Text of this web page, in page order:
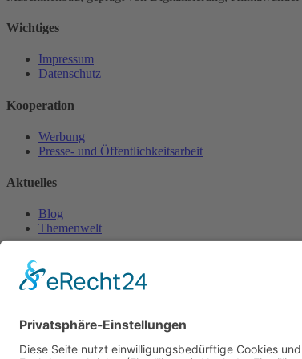
Wichtiges
Impressum
Datenschutz
Kooperation
Werbung
Presse- und Öffentlichkeitsarbeit
Aktuelles
Blog
Themenwelt
Zertifikat
Geprüfter Franchisegeber
© 2023 Franchisevergleich.eu